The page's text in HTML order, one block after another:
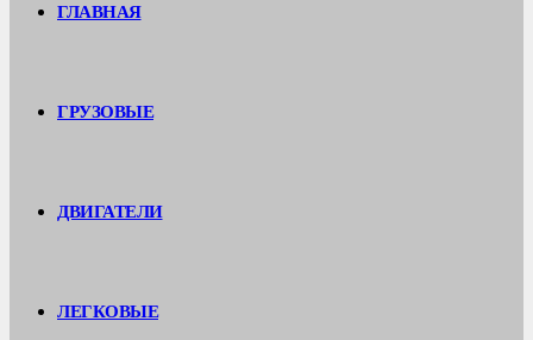
ГЛАВНАЯ
ГРУЗОВЫЕ
ДВИГАТЕЛИ
ЛЕГКОВЫЕ